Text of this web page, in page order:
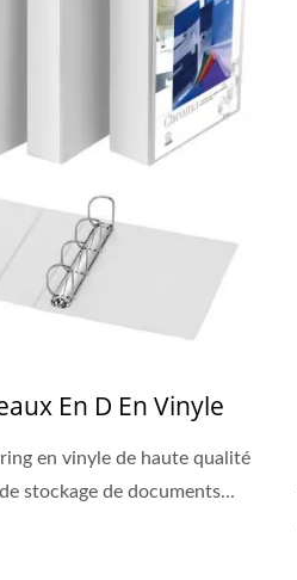
En D En Vinyle
ring en vinyle de haute qualité
stockage de documents...